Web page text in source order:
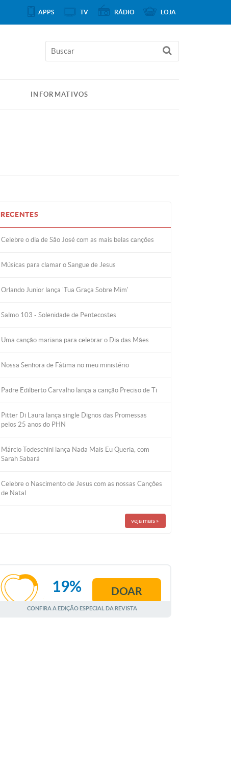
INFORMATIVOS
RECENTES
Celebre o dia de São José com as mais belas canções
Músicas para clamar o Sangue de Jesus
Orlando Junior lança 'Tua Graça Sobre Mim'
Salmo 103 - Solenidade de Pentecostes
Uma canção mariana para celebrar o Dia das Mães
Nossa Senhora de Fátima no meu ministério
Padre Edilberto Carvalho lança a canção Preciso de Ti
Pitter Di Laura lança single Dignos das Promessas
pelos 25 anos do PHN
Márcio Todeschini lança Nada Mais Eu Queria, com
Sarah Sabará
Celebre o Nascimento de Jesus com as nossas Canções
de Natal
veja mais »
AGOSTO
19% DOAR
CONFIRA A EDIÇÃO ESPECIAL DA REVISTA
APPS TV RÁDIO LOJA